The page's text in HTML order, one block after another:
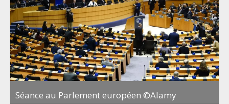
Séance au Parlement européen ©Alamy